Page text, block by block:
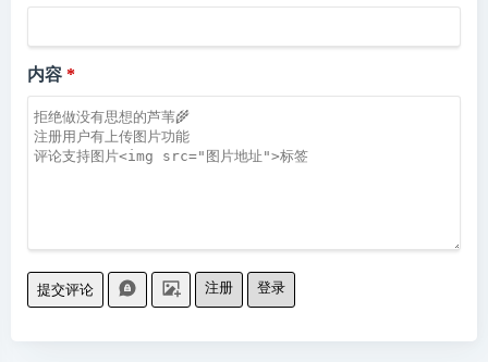
内容
提交评论 注册 登录